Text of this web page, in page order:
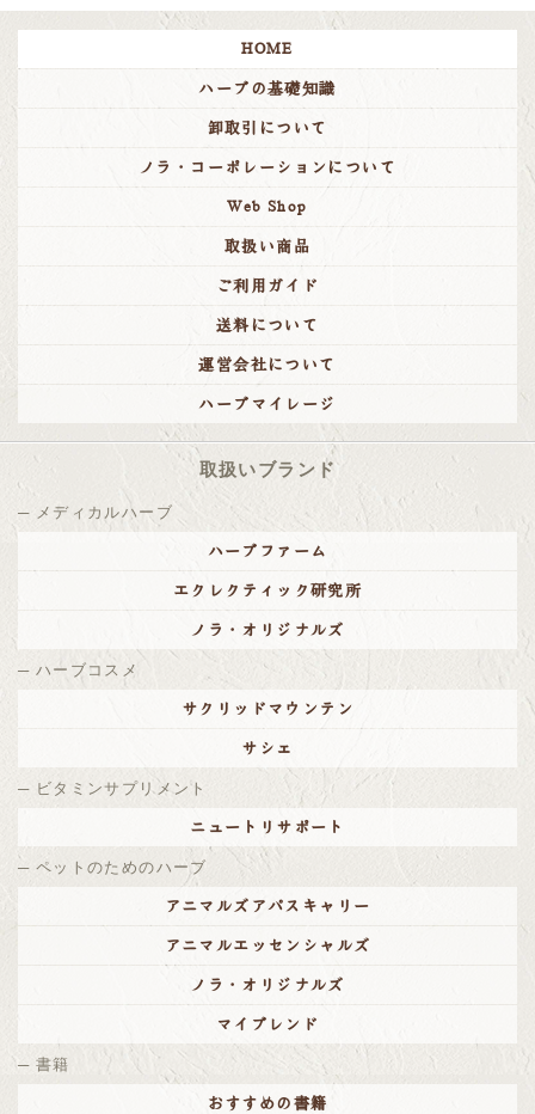
HOME
ハーブの基礎知識
卸取引について
ノラ・コーポレーションについて
Web Shop
取扱い商品
ご利用ガイド
送料について
運営会社について
ハーブマイレージ
取扱いブランド
メディカルハーブ
ハーブファーム
エクレクティック研究所
ノラ・オリジナルズ
ハーブコスメ
サクリッドマウンテン
サシェ
ビタミンサプリメント
ニュートリサポート
ペットのためのハーブ
アニマルズアパスキャリー
アニマルエッセンシャルズ
ノラ・オリジナルズ
マイブレンド
書籍
おすすめの書籍